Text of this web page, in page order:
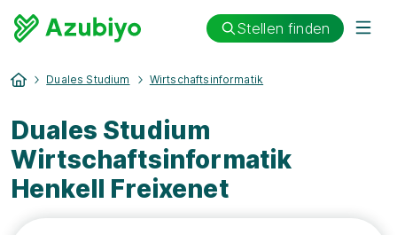
Stellen finden
Duales Studium Wirtschaftsinformatik
Duales Studium
Wirtschaftsinformatik
Henkell Freixenet